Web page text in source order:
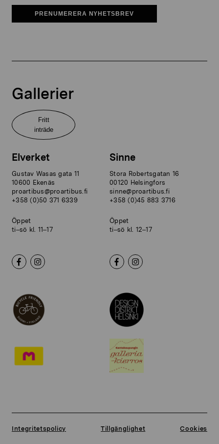
PRENUMERERA NYHETSBREV
Gallerier
Fritt
inträde
Elverket
Gustav Wasas gata 11
10600 Ekenäs
proartibus@proartibus.fi
+358 (0)50 371 6339
Öppet
ti–sö kl. 11–17
Sinne
Stora Robertsgatan 16
00120 Helsingfors
sinne@proartibus.fi
+358 (0)45 883 3716
Öppet
ti–sö kl. 12–17
Integritetspolicy Tillgänglighet Cookies